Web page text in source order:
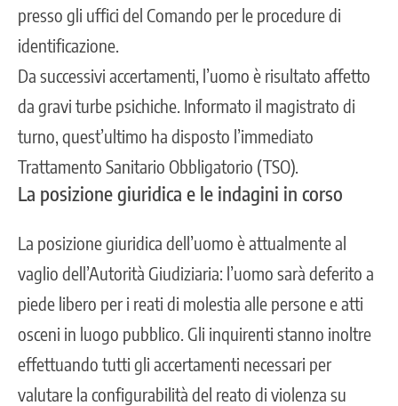
presso gli uffici del Comando per le procedure di
identificazione.
Da successivi accertamenti, l’uomo è risultato affetto
da gravi turbe psichiche. Informato il magistrato di
turno, quest’ultimo ha disposto l’immediato
Trattamento Sanitario Obbligatorio (TSO).
La posizione giuridica e le indagini in corso
La posizione giuridica dell’uomo è attualmente al
vaglio dell’Autorità Giudiziaria: l’uomo sarà deferito a
piede libero per i reati di molestia alle persone e atti
osceni in luogo pubblico. Gli inquirenti stanno inoltre
effettuando tutti gli accertamenti necessari per
valutare la configurabilità del reato di violenza su